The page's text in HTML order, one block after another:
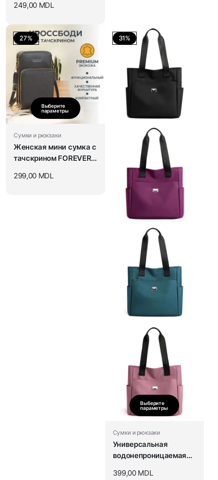
249,00 MDL
27%
Выберите
параметры
Сумки и рюкзаки
Женская мини сумка с
тачскрином FOREVER
299,00 MDL
31%
Выберите
параметры
Сумки и рюкзаки
Универсальная
водонепроницаемая
399,00 MDL